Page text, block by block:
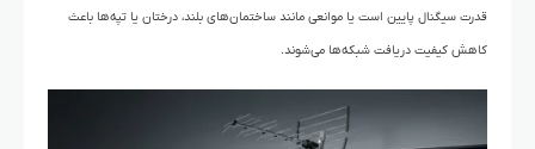
قدرت سیگنال پایین است یا موانعی مانند ساختمان‌های بلند، درختان یا تپه‌ها باعث
کاهش کیفیت دریافت شبکه‌ها می‌شوند.